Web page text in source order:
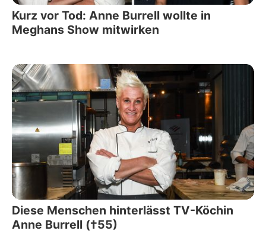
Kurz vor Tod: Anne Burrell wollte in
Meghans Show mitwirken
Diese Menschen hinterlässt TV-Köchin
Anne Burrell (†55)